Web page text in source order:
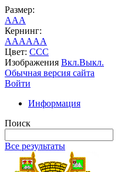
Размер:
AAA
Кернинг:
AAAAAA
Цвет: CCC
Изображения Вкл.Выкл.
Обычная версия сайта
Войти
Информация
Поиск
Все результаты